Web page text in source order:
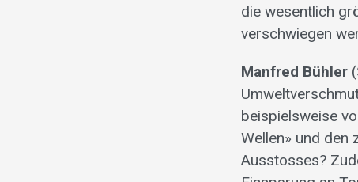
die wesentlich
verschwiegen
Manfred Bühler
beispielsweise
Wellen» und den
Ausstosses?